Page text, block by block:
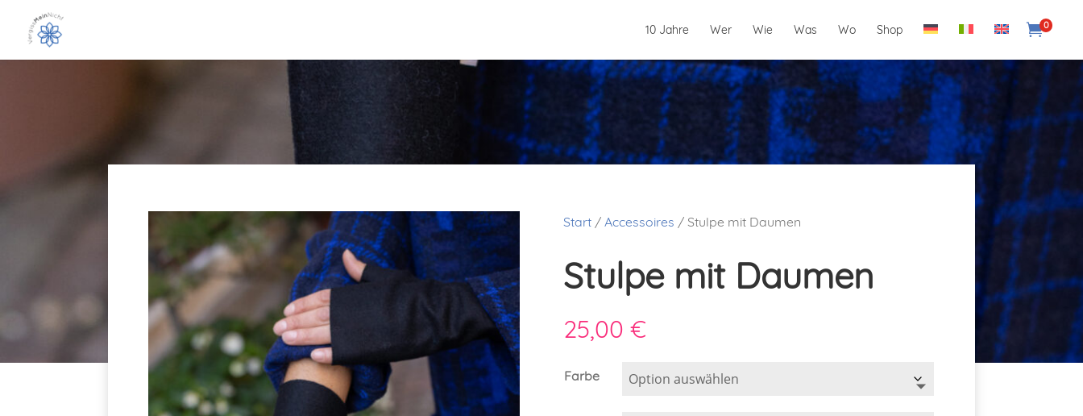
10 Jahre Wer Wie Was Wo Shop 0
Start/ Accessoires / Stulpe mit Daumen
Stulpe mit Daumen
25,00 €
Farbe